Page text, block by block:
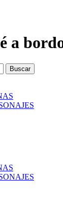
a
Buscar